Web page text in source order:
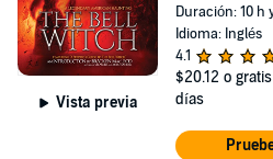
Vista previa
Duración: 10 h
Idioma: Inglés
4.1
$20.12 o
días